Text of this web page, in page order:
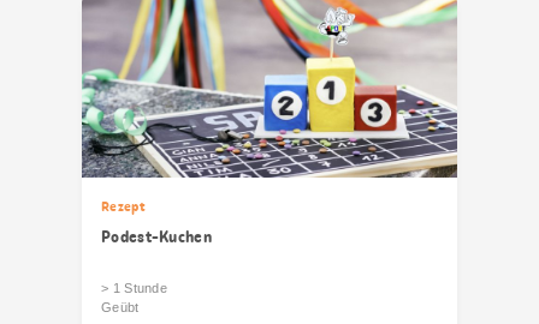
Rezept
Podest-Kuchen
> 1 Stunde
Geübt